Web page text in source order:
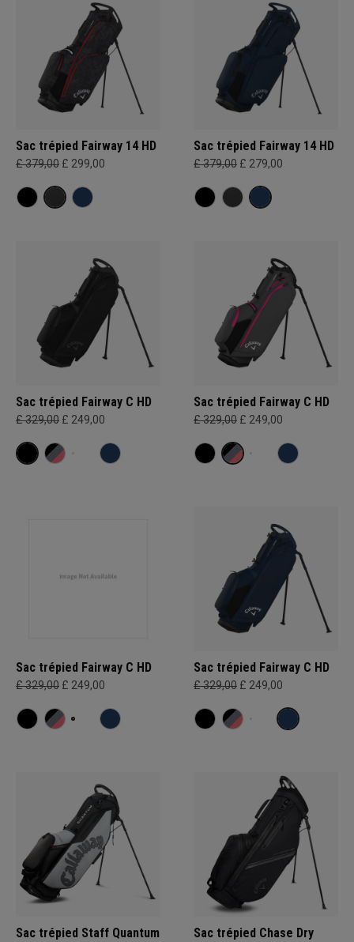
Sac trépied Fairway 14 HD
£ 379,00 £ 299,00
Sac trépied Fairway 14 HD
£ 379,00 £ 279,00
Sac trépied Fairway C HD
£ 329,00 £ 249,00
Sac trépied Fairway C HD
£ 329,00 £ 249,00
Sac trépied Fairway C HD
£ 329,00 £ 249,00
Sac trépied Fairway C HD
£ 329,00 £ 249,00
Sac trépied Staff Quantum Sac trépied Chase Dry